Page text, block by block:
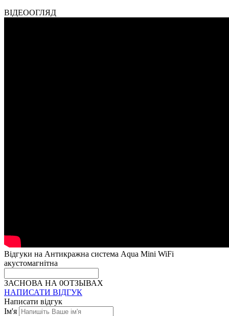
ВІДЕООГЛЯД
Відгуки на Антикражна система Aqua Mini WiFi
акустомагнітна
ЗАСНОВА НА 0ОТЗЫВАХ
НАПИСАТИ ВІДГУК
Написати відгук
Ім'я